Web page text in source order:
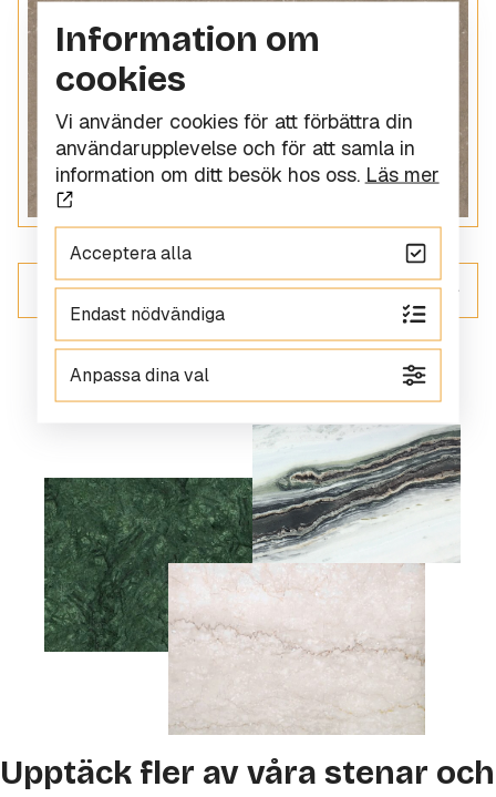
ALLT INOM KOMPOSITSTEN
Upptäck fler av våra stenar och
Information om
cookies
Vi använder cookies för att förbättra din
användarupplevelse och för att samla in
information om ditt besök hos oss. Läs mer
Acceptera alla
Endast nödvändiga
Anpassa dina val